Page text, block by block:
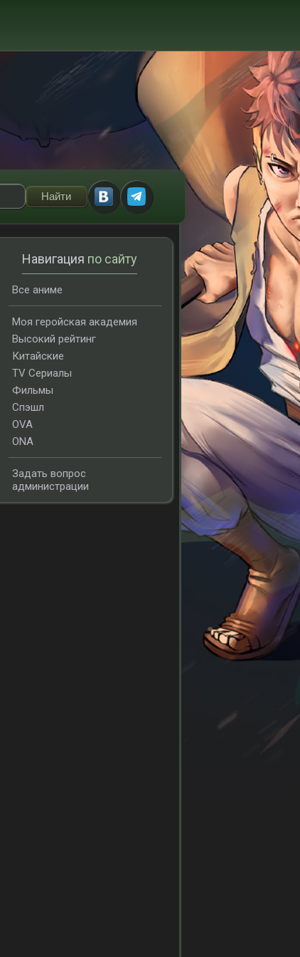
Навигация по сайту
Все аниме
Моя геройская академия
Высокий рейтинг
Китайские
TV Сериалы
Фильмы
Спэшл
OVA
ONA
Задать вопрос
администрации